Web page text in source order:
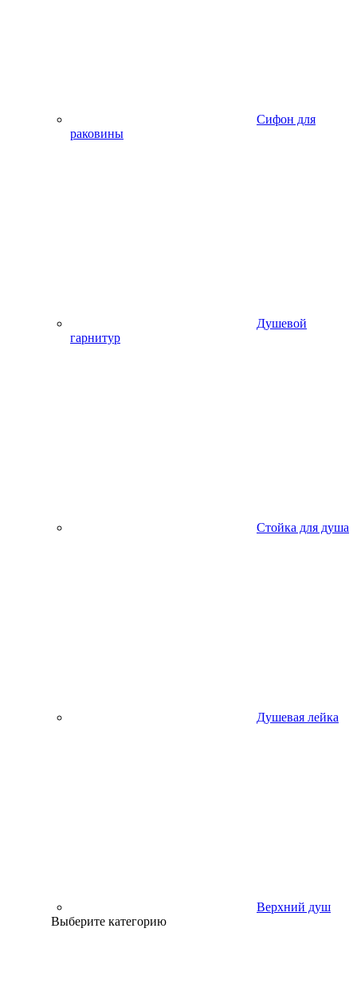
Сифон для
раковины
Душевой
гарнитур
Стойка для душа
Душевая лейка
Верхний душ
Выберите категорию